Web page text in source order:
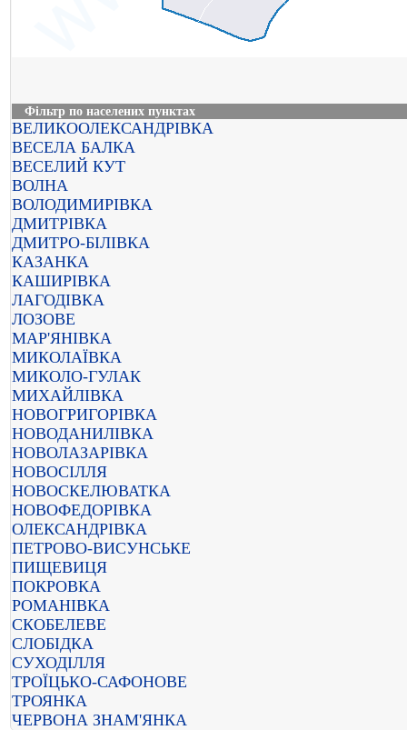
Фільтр по населених пунктах
ВЕЛИКООЛЕКСАНДРІВКА
ВЕСЕЛА БАЛКА
ВЕСЕЛИЙ КУТ
ВОЛНА
ВОЛОДИМИРІВКА
ДМИТРІВКА
ДМИТРО-БІЛІВКА
КАЗАНКА
КАШИРІВКА
ЛАГОДІВКА
ЛОЗОВЕ
МАР'ЯНІВКА
МИКОЛАЇВКА
МИКОЛО-ГУЛАК
МИХАЙЛІВКА
НОВОГРИГОРІВКА
НОВОДАНИЛІВКА
НОВОЛАЗАРІВКА
НОВОСІЛЛЯ
НОВОСКЕЛЮВАТКА
НОВОФЕДОРІВКА
ОЛЕКСАНДРІВКА
ПЕТРОВО-ВИСУНСЬКЕ
ПИЩЕВИЦЯ
ПОКРОВКА
РОМАНІВКА
СКОБЕЛЕВЕ
СЛОБІДКА
СУХОДІЛЛЯ
ТРОЇЦЬКО-САФОНОВЕ
ТРОЯНКА
ЧЕРВОНА ЗНАМ'ЯНКА